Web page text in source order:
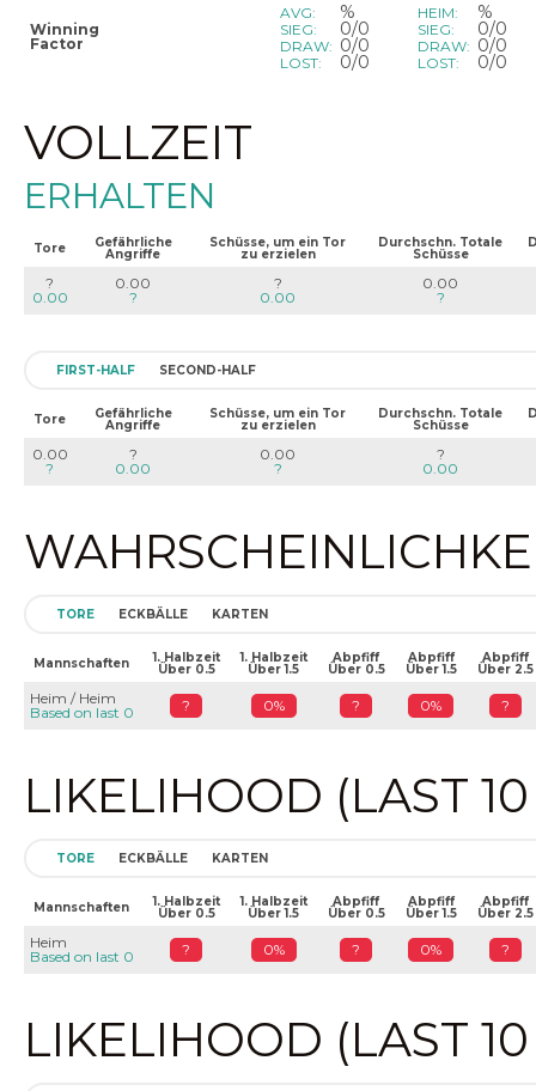
Winning
Factor
AVG: %
SIEG: 0/0
DRAW: 0/0
LOST: 0/0
HEIM: %
SIEG: 0/0
DRAW: 0/0
LOST: 0/0
VOLLZEIT
ERHALTEN
Tore Gefährliche
Angriffe
Schüsse, um ein Tor
zu erzielen
Durchschn. Totale
Schüsse
?
0.00
0.00
?
?
0.00
0.00
?
FIRST-HALF SECOND-HALF
Tore Gefährliche
Angriffe
Schüsse, um ein Tor
zu erzielen
Durchschn. Totale
Schüsse
0.00
?
?
0.00
0.00
?
?
0.00
TORE ECKBÄLLE KARTEN
Mannschaften 1. Halbzeit
Über 0.5
1. Halbzeit
Über 1.5
Abpfiff
Über 0.5
Abpfiff
Über 1.5
Abpfiff
Über 2.5
Heim / Heim
Based on last 0
? 0% ? 0% ?
LIKELIHOOD (LAST
TORE ECKBÄLLE KARTEN
Mannschaften 1. Halbzeit
Über 0.5
1. Halbzeit
Über 1.5
Abpfiff
Über 0.5
Abpfiff
Über 1.5
Abpfiff
Über 2.5
Heim
Based on last 0
? 0% ? 0% ?
LIKELIHOOD (LAST